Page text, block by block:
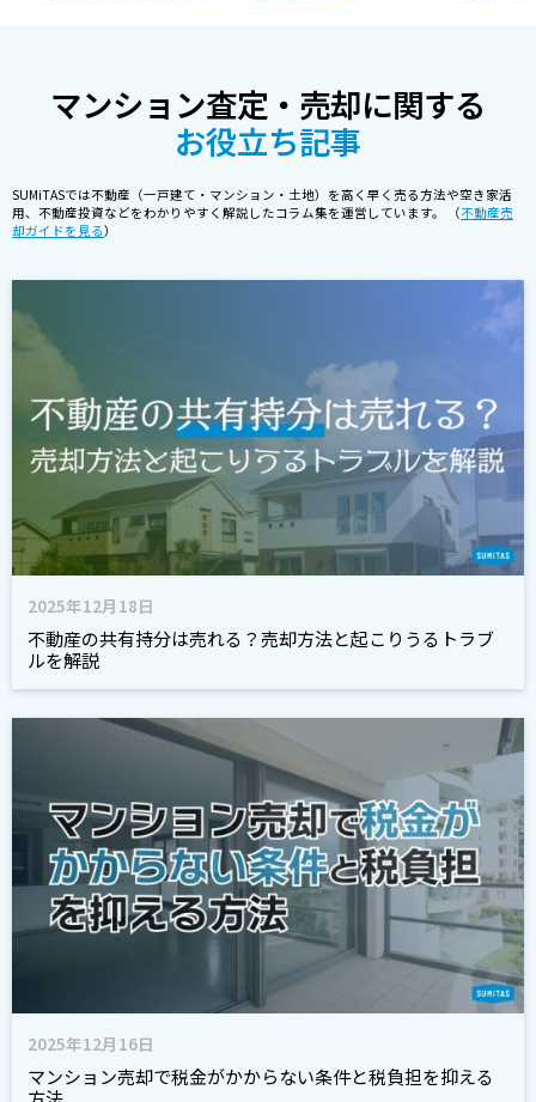
マンション査定・売却に関する
お役立ち記事
SUMiTASでは不動産（一戸建て・マンション・土地）を高く早く売る方法や空き家活
用、不動産投資などをわかりやすく解説したコラム集を運営しています。 （不動産売
却ガイドを見る）
2025年12月18日
不動産の共有持分は売れる？売却方法と起こりうるトラブ
ルを解説
2025年12月16日
マンション売却で税金がかからない条件と税負担を抑える